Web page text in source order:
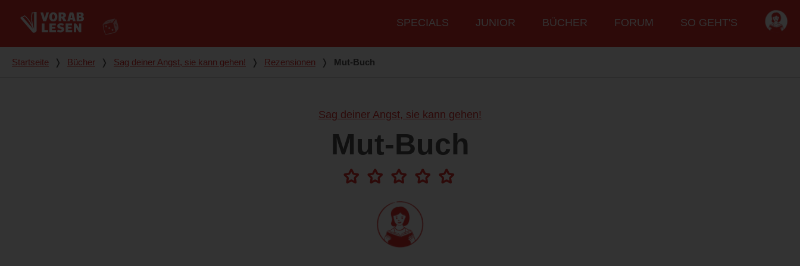
Hauptmenü
SPECIALS JUNIOR BÜCHER FORUM SO GEHT'S
Du bist hier
Startseite ❭ Bücher ❭ Sag deiner Angst, sie kann gehen! ❭ Rezensionen ❭ Mut-Buch
Sag deiner Angst, sie kann gehen!
Mut-Buch